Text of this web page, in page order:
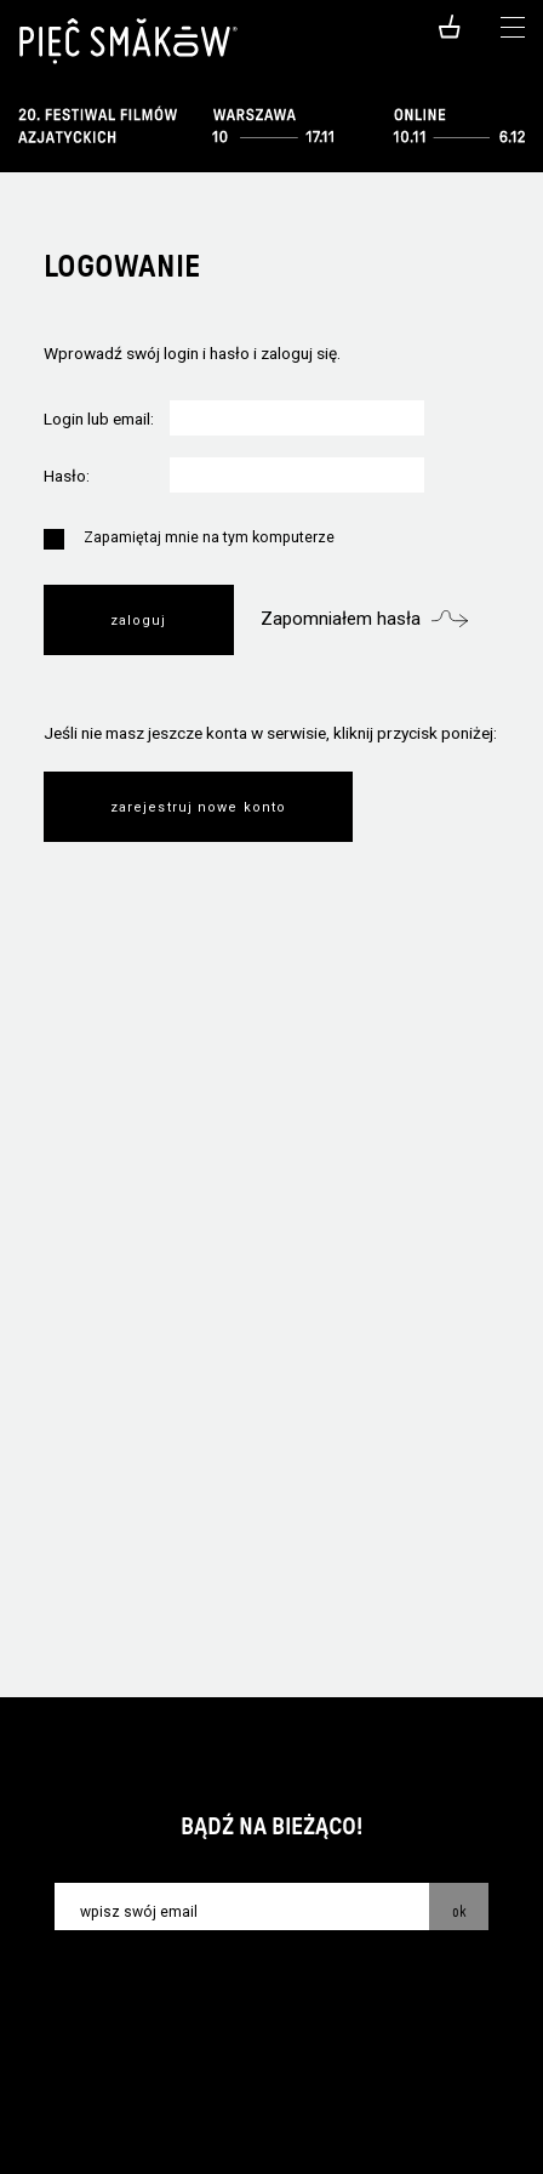
LOGOWANIE
Wprowadź swój login i hasło i zaloguj się.
Login lub email:
Hasło:
Zapamiętaj mnie na tym komputerze
Zapomniałem hasła
Jeśli nie masz jeszcze konta w serwisie, kliknij przycisk poniżej:
zarejestruj nowe konto
BĄDŹ NA BIEŻĄCO!
ok